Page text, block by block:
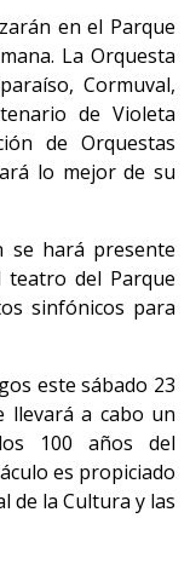
en el Parque
La Orquesta
Cormuval,
de Violeta
de Orquestas
lo mejor de su
se hará presente
del Parque
sinfónicos para
este sábado 23
llevará a cabo un
100 años del
es propiciado
de la Cultura y las